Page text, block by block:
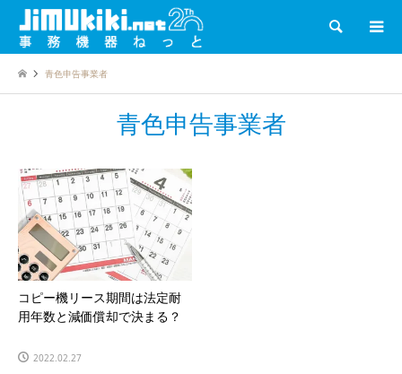
検索
青色申告事業者
青色申告事業者
コピー機リース期間は法定耐
用年数と減価償却で決まる？
2022.02.27